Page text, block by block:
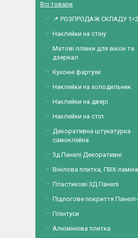
Всі товари
📌 РОЗПРОДАЖ СКЛАДУ 1=2
Наклейки на стіну
Матові плівки для вікон та
дзеркал
Кухонні фартухи
Наклейки на холодильник
Наклейки на двері
Наклейки на стіл
Декоративна штукатурка
самоклейна
3д Панелі Декоративні
Вінілова плитка, ПВХ-
Пластикові 3Д Панелі
Підлогове покриття
Плінтуси
Алюмінієва плитка